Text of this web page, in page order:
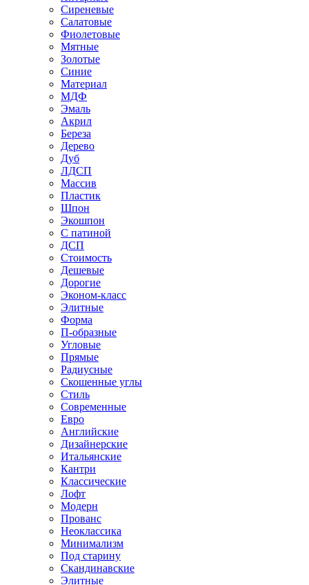
Сиреневые
Салатовые
Фиолетовые
Мятные
Золотые
Синие
Материал
МДФ
Эмаль
Акрил
Береза
Дерево
Дуб
ЛДСП
Массив
Пластик
Шпон
Экошпон
С патиной
ДСП
Стоимость
Дешевые
Дорогие
Эконом-класс
Элитные
Форма
П-образные
Угловые
Прямые
Радиусные
Скошенные углы
Стиль
Современные
Евро
Английские
Дизайнерские
Итальянские
Кантри
Классические
Лофт
Модерн
Прованс
Неоклассика
Минимализм
Под старину
Скандинавские
Элитные